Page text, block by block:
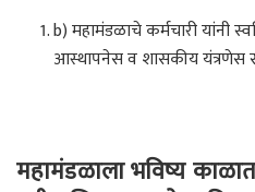
b) महामंडळाचे कर्मचारी यांनी
आस्थापनेस व शासकीय यंत्रणेस
महामंडळाला भविष्य